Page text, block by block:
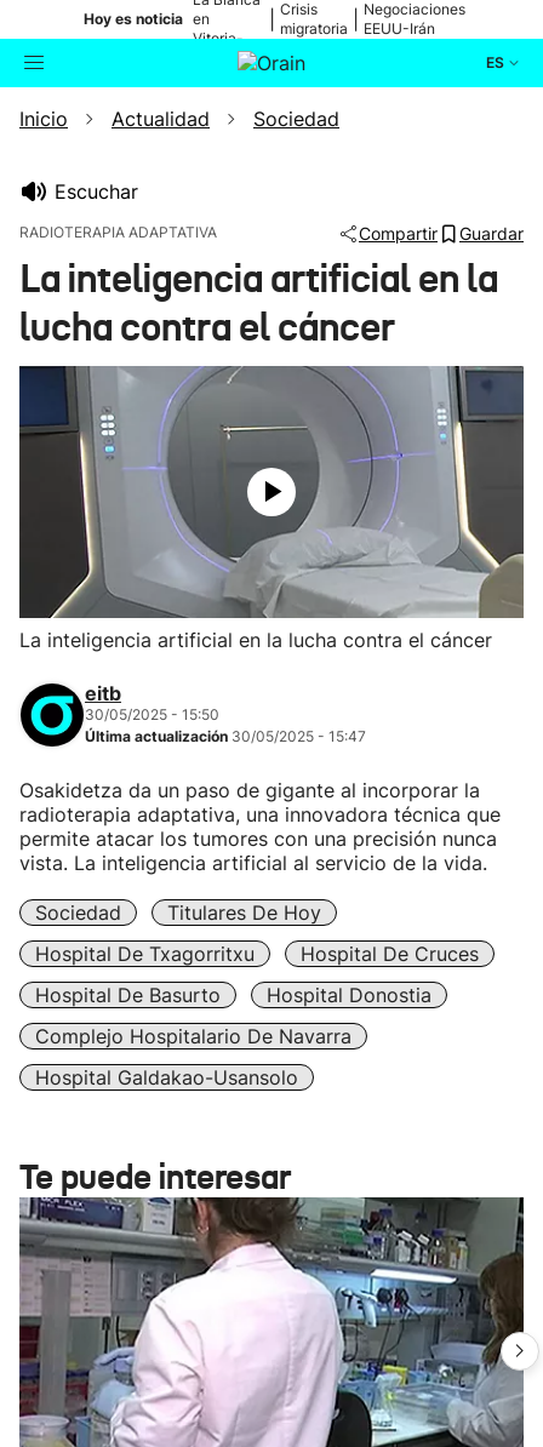
Hoy es noticia en
Vitoria-
Gasteiz
Crisis
migratoria
Negociaciones
EEUU-Irán
ES
Buscador Actualidad
Ikusmiran
Eguraldia
Inicio Actualidad Sociedad
Escuchar
RADIOTERAPIA ADAPTATIVA Compartir Guardar
La inteligencia artificial en la
lucha contra el cáncer
La inteligencia artificial en la lucha contra el cáncer
eitb
30/05/2025 - 15:50
Última actualización 30/05/2025 - 15:47
Osakidetza da un paso de gigante al incorporar la
radioterapia adaptativa, una innovadora técnica que
permite atacar los tumores con una precisión nunca
vista. La inteligencia artificial al servicio de la vida.
Sociedad
Titulares De Hoy
Hospital De Txagorritxu
Hospital De Cruces
Hospital De Basurto
Hospital Donostia
Complejo Hospitalario De Navarra
Hospital Galdakao-Usansolo
Te puede interesar